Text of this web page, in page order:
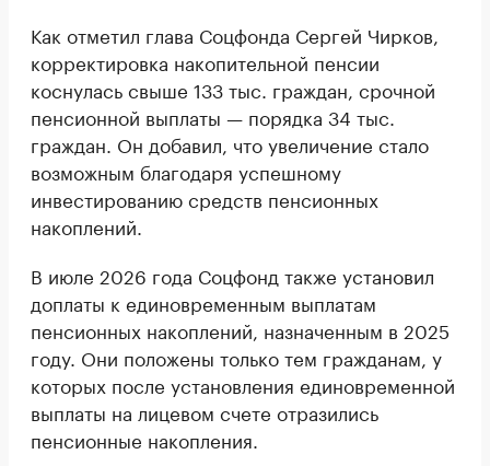
Как отметил глава Соцфонда Сергей Чирков,
корректировка накопительной пенсии
коснулась свыше 133 тыс. граждан, срочной
пенсионной выплаты — порядка 34 тыс.
граждан. Он добавил, что увеличение стало
возможным благодаря успешному
инвестированию средств пенсионных
накоплений.
В июле 2026 года Соцфонд также установил
доплаты к единовременным выплатам
пенсионных накоплений, назначенным в 2025
году. Они положены только тем гражданам, у
которых после установления единовременной
выплаты на лицевом счете отразились
пенсионные накопления.